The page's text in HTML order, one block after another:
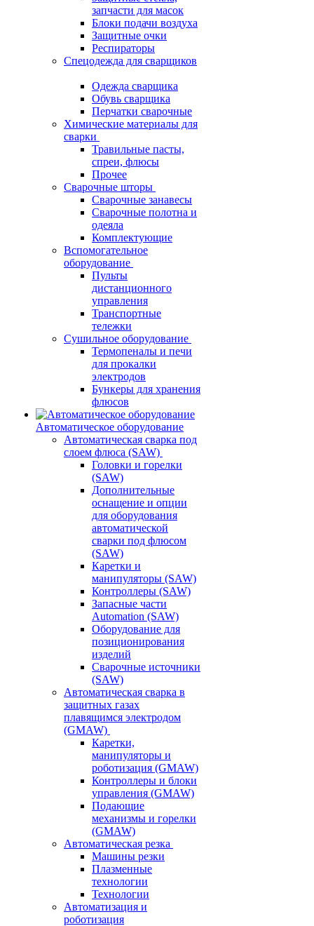
запчасти для масок
Блоки подачи воздуха
Защитные очки
Респираторы
Спецодежда для сварщиков
Одежда сварщика
Обувь сварщика
Перчатки сварочные
Химические материалы для
сварки
Травильные пасты,
спреи, флюсы
Прочее
Сварочные шторы
Сварочные занавесы
Сварочные полотна и
одеяла
Комплектующие
Вспомогательное
оборудование
Пульты
дистанционного
управления
Транспортные
тележки
Сушильное оборудование
Термопеналы и печи
для прокалки
электродов
Бункеры для хранения
флюсов
Автоматическое оборудование
Автоматическая сварка под
слоем флюса (SAW)
Головки и горелки
(SAW)
Дополнительные
оснащение и опции
для оборудования
автоматической
сварки под флюсом
(SAW)
Каретки и
манипуляторы (SAW)
Контроллеры (SAW)
Запасные части
Automation (SAW)
Оборудование для
позиционирования
изделий
Сварочные источники
(SAW)
Автоматическая сварка в
защитных газах
плавящимся электродом
(GMAW)
Каретки,
манипуляторы и
роботизация (GMAW)
Контроллеры и блоки
управления (GMAW)
Подающие
механизмы и горелки
(GMAW)
Автоматическая резка
Машины резки
Плазменные
технологии
Технологии
Автоматизация и
роботизация